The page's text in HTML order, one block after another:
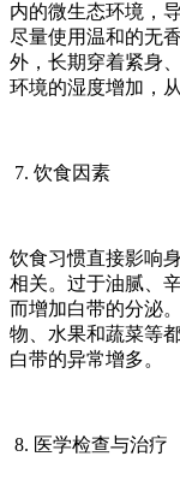
内的微生态环境，
尽量使用温和的无
外，长期穿着紧身
环境的湿度增加，
7. 饮食因素
饮食习惯直接影响
相关。过于油腻、
而增加白带的分泌
物、水果和蔬菜等
白带的异常增多。
8. 医学检查与治疗